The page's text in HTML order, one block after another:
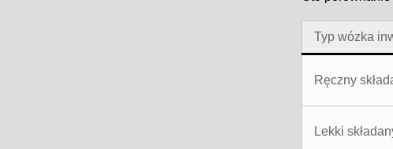
Typ wózka
Ręczny
Lekki